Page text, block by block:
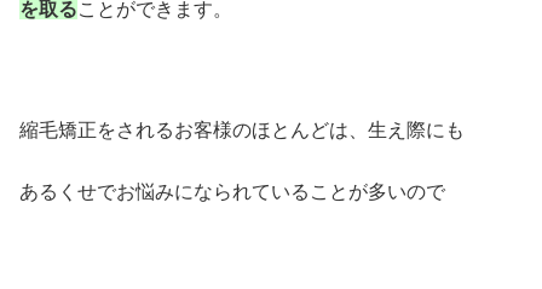
を取ることができます。
縮毛矯正をされるお客様のほとんどは、生え際にも
あるくせでお悩みになられていることが多いので